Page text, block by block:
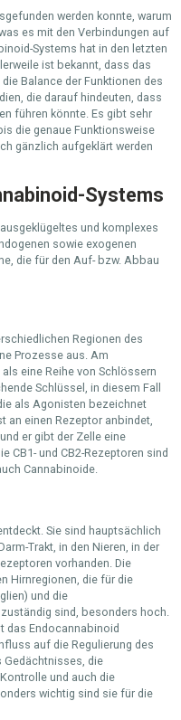
werden konnte, warum
es mit den Verbindungen auf
Systems hat in den letzten
ist bekannt, dass das
Balance der Funktionen des
die darauf hindeuten, dass
führen könnte. Es gibt sehr
die genaue Funktionsweise
gänzlich aufgeklärt werden
Systems
und komplexes
sowie exogenen
die für den Auf- bzw. Abbau
Regionen des
Prozesse aus. Am
eine Reihe von Schlössern
Schlüssel, in diesem Fall
als Agonisten bezeichnet
an einen Rezeptor anbindet,
er gibt der Zelle eine
CB1- und CB2-Rezeptoren sind
Cannabinoide.
Sie sind hauptsächlich
Trakt, in den Nieren, in der
vorhanden. Die
Hirnregionen, die für die
und die
sind, besonders hoch.
das Endocannabinoid
auf die Regulierung des
Gedächtnisses, die
und auch die
wichtig sind sie für die